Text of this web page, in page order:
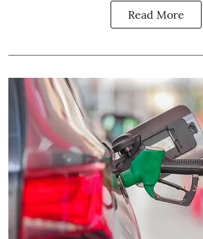
Read More